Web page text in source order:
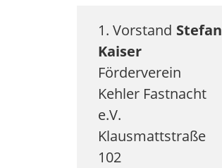
1. Vorstand Stefan
Kaiser
Förderverein
Kehler Fastnacht
e.V.
Klausmattstraße
102